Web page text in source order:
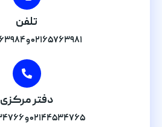
تلفن
۰۲۱۶۵۷۶۳۹۸۱ و ۰۲۱۶۵۷۶۳۹۸۴
دفتر مرکزی
۰۲۱۴۴۵۳۴۷۶۵ و ۰۲۱۴۴۵۳۴۷۶۶